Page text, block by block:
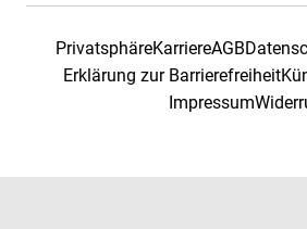
PrivatsphäreKarriereAGB
Erklärung zur Barrierefreiheit
Impressum